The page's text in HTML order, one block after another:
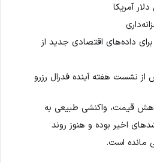
آمریکا
برای داده‌های اقتصادی جدید از
نشست هفته آینده فدرال رزرو
قیمت، واکنشی طبیعی به
اخیر بوده و هنوز روند
مانده است.